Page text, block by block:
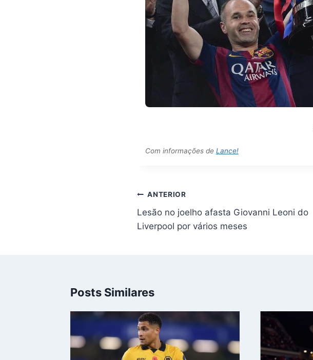
Com informações de Lance!
Navegação
de
Post
ANTERIOR
Lesão no joelho afasta Giovanni Leoni do
Liverpool por vários meses
Posts Similares